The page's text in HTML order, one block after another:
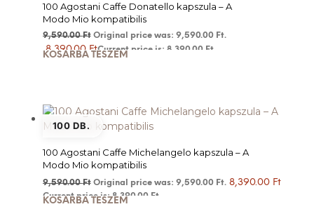
100 Agostani Caffe Donatello kapszula – A
Modo Mio kompatibilis
9,590.00Ft Original price was: 9,590.00 Ft.
8,390.00 FtCurrent price is: 8,390.00 Ft.
KOSÁRBA TESZEM
100 DB.
100 Agostani Caffe Michelangelo kapszula – A
Modo Mio kompatibilis
9,590.00Ft Original price was: 9,590.00 Ft. 8,390.00 Ft
Current price is: 8,390.00 Ft.
KOSÁRBA TESZEM